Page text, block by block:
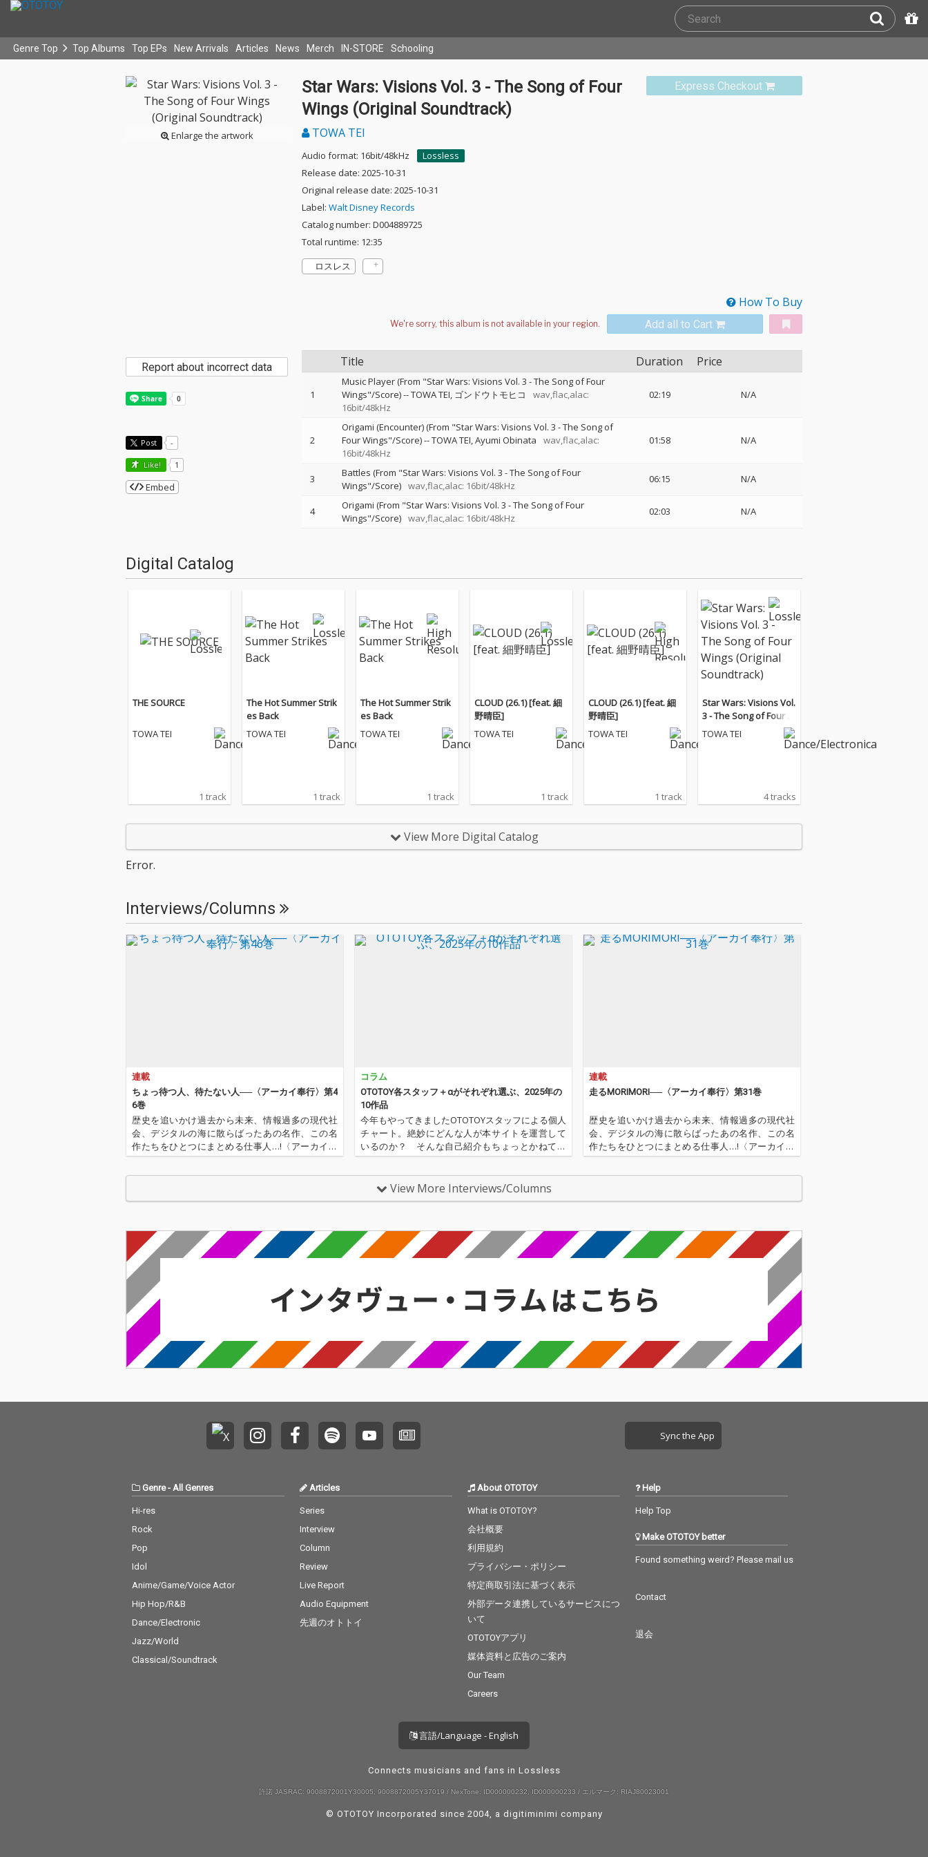
Genre Top Top Albums Top EPs New Arrivals Articles News Merch IN-STORE Schooling
Enlarge the artwork
Express Checkout
Star Wars: Visions Vol. 3 - The Song of Four
Wings (Original Soundtrack)
TOWA TEI
Audio format: 16bit/48kHz
Lossless
Release date: 2025-10-31
Original release date: 2025-10-31
Label: Walt Disney Records
Catalog number: D004889725
Total runtime: 12:35
ロスレス
How To Buy
Add all to Cart
Title Duration Price
1
Music Player (From "Star Wars: Visions Vol. 3 - The Song of Four
Wings"/Score)--TOWA TEI ゴンドウトモヒコ
wav,flac,alac:
16bit/48kHz
02:19 N/A
2
Origami (Encounter) (From "Star Wars: Visions Vol. 3 - The Song of
Four Wings"/Score)--TOWA TEI Ayumi Obinata
wav,flac,alac:
16bit/48kHz
01:58 N/A
3
Battles (From "Star Wars: Visions Vol. 3 - The Song of Four
Wings"/Score) wav,flac,alac: 16bit/48kHz
06:15 N/A
4
Origami (From "Star Wars: Visions Vol. 3 - The Song of Four
Wings"/Score) wav,flac,alac: 16bit/48kHz
02:03 N/A
Report about incorrect data
Post -
Like! 1
Embed
Digital Catalog
THE SOURCE
TOWA TEI
1 track
The Hot Summer Strik
es Back
TOWA TEI
1 track
The Hot Summer Strik
es Back
TOWA TEI
1 track
CLOUD (26.1) [feat. 細
野晴臣]
TOWA TEI
1 track
CLOUD (26.1) [feat. 細
野晴臣]
TOWA TEI
1 track
Star Wars: Visions Vol.
3 - The Song of Four W
ings (Original Soundtr
TOWA TEI
4 tracks
View More Digital Catalog
Error.
Interviews/Columns
連載
ちょっ待つ人、待たない人──〈アーカイ奉行〉第4
6巻
歴史を追いかけ過去から未来、情報過多の現代社
会、デジタルの海に散らばったあの名作、この名
作たちをひとつにまとめる仕事人…!〈アーカイ奉
行〉が今日もデジタルの乱世を治める…!'''〈アーカ
コラム
OTOTOY各スタッフ＋αがそれぞれ選ぶ、2025年の
10作品
今年もやってきましたOTOTOYスタッフによる個人
チャート。絶妙にどんな人が本サイトを運営して
いるのか？ そんな自己紹介もちょっとかねてお
ります。2025年は、それぞれなにを聴いてOTOTO
ャートをお届けします…
連載
走るMORIMORI──〈アーカイ奉行〉第31巻
歴史を追いかけ過去から未来、情報過多の現代社
会、デジタルの海に散らばったあの名作、この名
作たちをひとつにまとめる仕事人…!〈アーカイ奉
行〉が今日もデジタルの乱世を治める…!'''〈アーカ
View More Interviews/Columns
Sync the App
Genre- All Genres
Hi-res
Rock
Pop
Idol
Anime/Game/Voice Actor
Hip Hop/R&B
Dance/Electronic
Jazz/World
Classical/Soundtrack
Articles
Series
Interview
Column
Review
Live Report
Audio Equipment
先週のオトトイ
About OTOTOY
What is OTOTOY?
会社概要
利用規約
プライバシー・ポリシー
特定商取引法に基づく表示
外部データ連携しているサービスにつ
いて
OTOTOYアプリ
媒体資料と広告のご案内
Our Team
Careers
Help
Help Top
Make OTOTOY better
Found something weird? Please mail us
Contact
退会
言語/Language - English
Connects musicians and fans in Lossless
許諾 JASRAC: 9008872001Y30005, 9008872005Y37019 / NexTone: ID000000232, ID000000233 / エルマーク: RIAJ80023001
© OTOTOY Incorporated since 2004, a digitiminimi company